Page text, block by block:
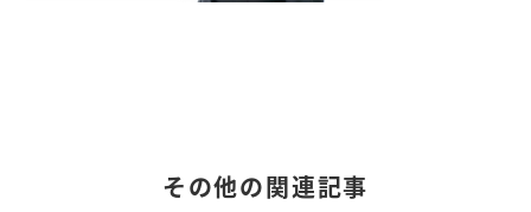
その他の関連記事